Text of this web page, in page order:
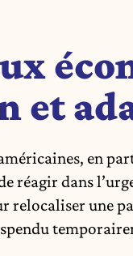
et
en
réagir dans
relocaliser une